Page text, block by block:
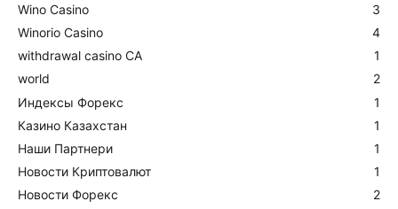
Wino Casino
3
Winorio Casino
4
withdrawal casino CA
1
world
2
Индексы Форекс
1
Казино Казахстан
1
Наши Партнери
1
Новости Криптовалют
1
Новости Форекс
2